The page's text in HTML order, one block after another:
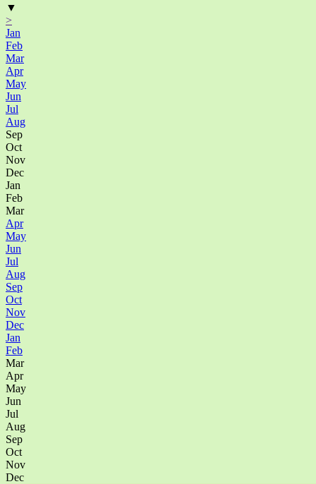
▼
>
Jan
Feb
Mar
Apr
May
Jun
Jul
Aug
Sep
Oct
Nov
Dec
Jan
Feb
Mar
Apr
May
Jun
Jul
Aug
Sep
Oct
Nov
Dec
Jan
Feb
Mar
Apr
May
Jun
Jul
Aug
Sep
Oct
Nov
Dec